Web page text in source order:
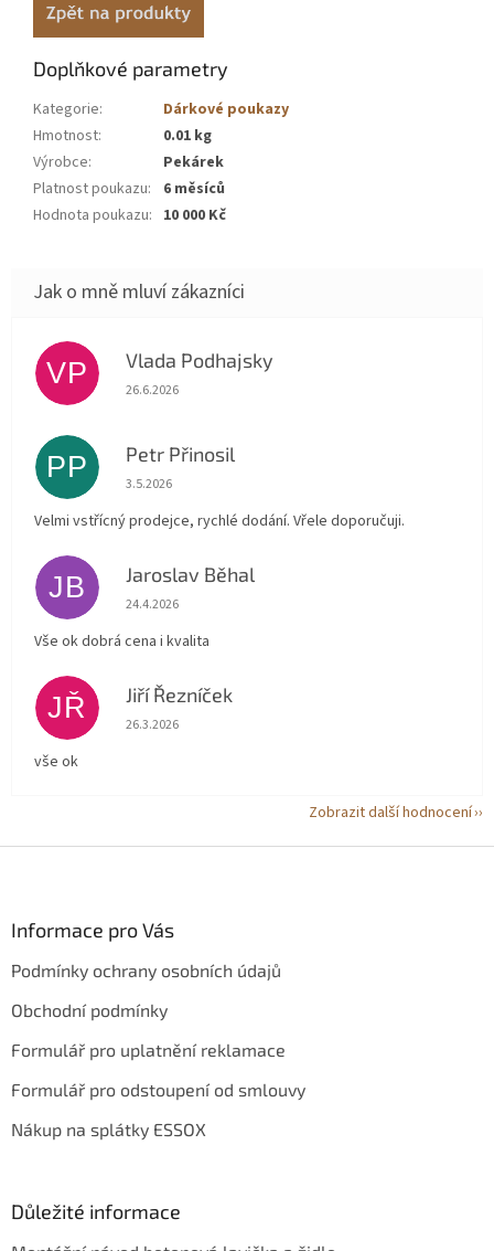
Doplňkové parametry
Kategorie:
Dárkové poukazy
Hmotnost:
0.01 kg
Výrobce:
Pekárek
Platnost poukazu:
6 měsíců
Hodnota poukazu: 10 000 Kč
VP Vlada Podhajsky
Hodnocení obchodu je 5 z 5 hvězdiček.
26.6.2026
PP Petr Přinosil
Hodnocení obchodu je 5 z 5 hvězdiček.
3.5.2026
Velmi vstřícný prodejce, rychlé dodání. Vřele doporučuji.
JB Jaroslav Běhal
Hodnocení obchodu je 5 z 5 hvězdiček.
24.4.2026
Vše ok dobrá cena i kvalita
JŘ Jiří Řezníček
Hodnocení obchodu je 5 z 5 hvězdiček.
26.3.2026
vše ok
Zobrazit další hodnocení
Informace pro Vás
Podmínky ochrany osobních údajů
Obchodní podmínky
Formulář pro uplatnění reklamace
Formulář pro odstoupení od smlouvy
Nákup na splátky ESSOX
Důležité informace